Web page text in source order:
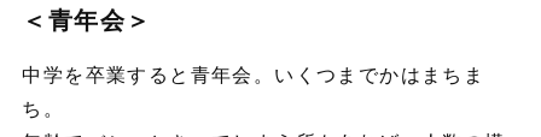
＜青年会＞
中学を卒業すると青年会。いくつまでかはまちま
ち。